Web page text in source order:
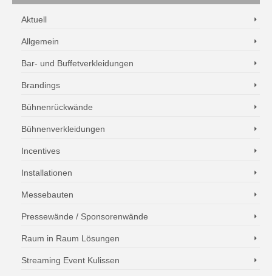
Aktuell
Allgemein
Bar- und Buffetverkleidungen
Brandings
Bühnenrückwände
Bühnenverkleidungen
Incentives
Installationen
Messebauten
Pressewände / Sponsorenwände
Raum in Raum Lösungen
Streaming Event Kulissen